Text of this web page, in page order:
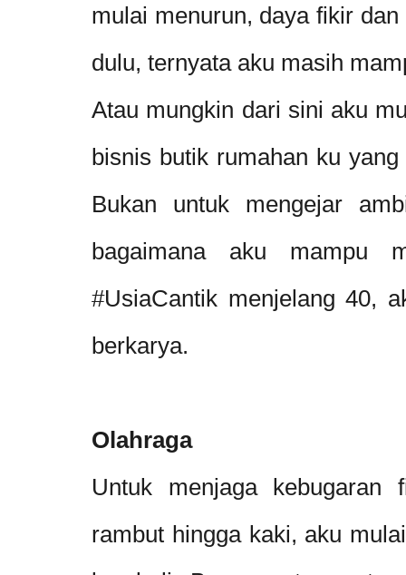
mulai menurun, daya fikir
dulu, ternyata aku masih
Atau mungkin dari sini aku
bisnis butik rumahan ku
Bukan untuk mengejar
bagaimana aku mampu
#UsiaCantik menjelang 40,
berkarya.
Olahraga
Untuk menjaga
rambut hingga kaki, aku